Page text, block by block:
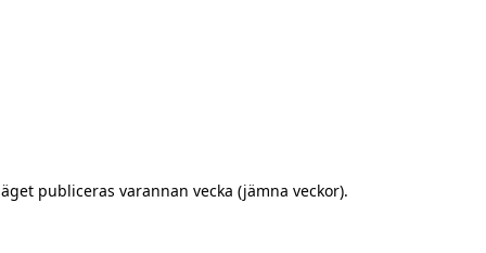
publiceras varannan vecka (jämna veckor).